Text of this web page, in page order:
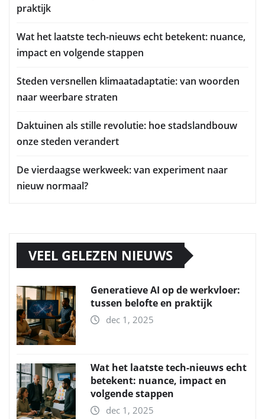
praktijk
Wat het laatste tech-nieuws echt betekent: nuance,
impact en volgende stappen
Steden versnellen klimaatadaptatie: van woorden
naar weerbare straten
Daktuinen als stille revolutie: hoe stadslandbouw
onze steden verandert
De vierdaagse werkweek: van experiment naar
nieuw normaal?
VEEL GELEZEN NIEUWS
Generatieve AI op de werkvloer:
tussen belofte en praktijk
dec 1, 2025
Wat het laatste tech-nieuws echt
betekent: nuance, impact en
volgende stappen
dec 1, 2025